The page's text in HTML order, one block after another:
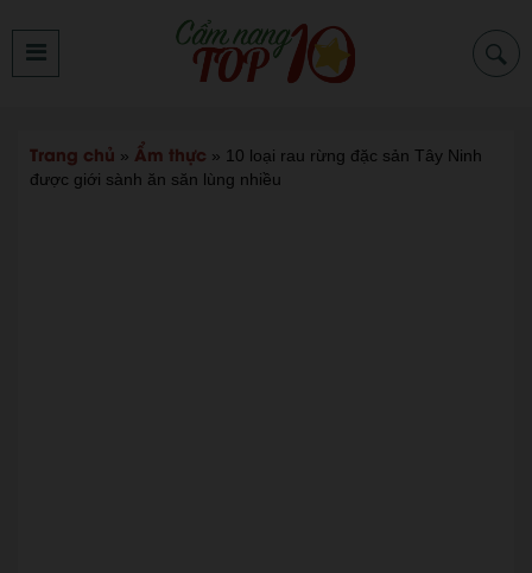
Trang chủ » Ẩm thực » 10 loại rau rừng đặc sản Tây Ninh
được giới sành ăn săn lùng nhiều